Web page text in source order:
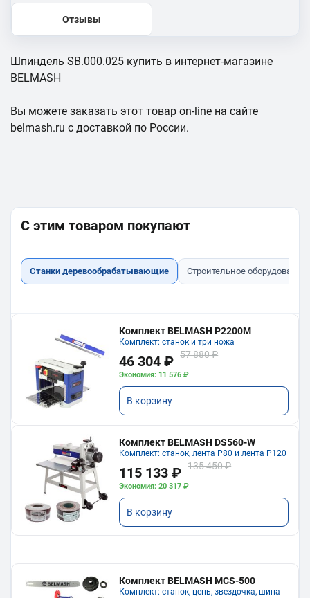
Отзывы
Шпиндель SB.000.025 купить в интернет-магазине
BELMASH
Вы можете заказать этот товар on-line на сайте
belmash.ru с доставкой по России.
С этим товаром покупают
Станки деревообрабатывающие Строительное оборудование
Комплект BELMASH P2200M
Комплект: станок и три ножа
46 304 ₽ 57 880 ₽
Экономия: 11 576 ₽
В корзину
Комплект BELMASH DS560-W
Комплект: станок, лента P80 и лента P120
115 133 ₽ 135 450 ₽
Экономия: 20 317 ₽
В корзину
Комплект BELMASH MCS-500
Комплект: станок, цепь, звездочка, шина